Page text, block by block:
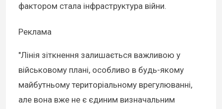
фактором стала інфраструктура війни.
Реклама
"Лінія зіткнення залишається важливою у
військовому плані, особливо в будь-якому
майбутньому територіальному врегулюванні,
але вона вже не є єдиним визначальним